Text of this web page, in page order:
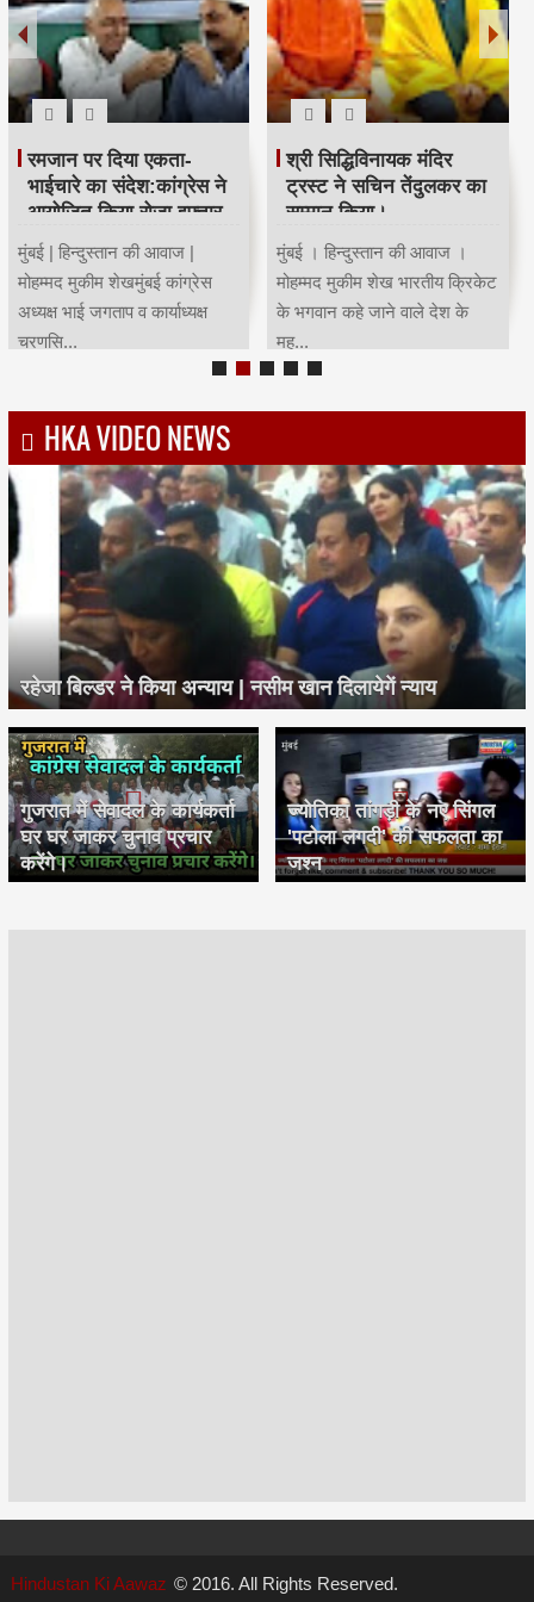
रमजान पर दिया एकता-
भाईचारे का संदेश:कांग्रेस ने
आयोजित किया रोजा इफ्तार
मुंबई | हिन्दुस्तान की आवाज |
मोहम्मद मुकीम शेखमुंबई कांग्रेस
अध्यक्ष भाई जगताप व कार्याध्यक्ष
चरणसि...
श्री सिद्धिविनायक मंदिर
ट्रस्ट ने सचिन तेंदुलकर का
सम्मान किया।
मुंबई । हिन्दुस्तान की आवाज ।
मोहम्मद मुकीम शेख भारतीय क्रिकेट
के भगवान कहे जाने वाले देश के
मह...
HKA VIDEO NEWS
रहेजा बिल्डर ने किया अन्याय | नसीम खान दिलायेगें न्याय
गुजरात में सेवादल के कार्यकर्ता
घर घर जाकर चुनाव प्रचार
करेंगे।
ज्योतिका तांगड़ी के नए सिंगल
'पटोला लगदी' की सफलता का
जश्न
Hindustan Ki Aawaz © 2016. All Rights Reserved.